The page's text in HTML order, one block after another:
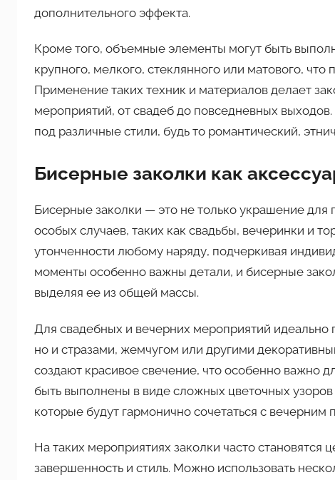
дополнительного эффекта.
Кроме того, объемные элементы могут быть
крупного, мелкого, стеклянного или матового, что
Применение таких техник и материалов делает
мероприятий, от свадеб до повседневных
под различные стили, будь то романтический,
Бисерные заколки как
Бисерные заколки — это не только украшение для
особых случаев, таких как свадьбы, вечеринки и
утонченности любому наряду, подчеркивая
моменты особенно важны детали, и бисерные
выделяя ее из общей массы.
Для свадебных и вечерних мероприятий
но и стразами, жемчугом или другими
создают красивое свечение, что особенно важно
быть выполнены в виде сложных цветочных
которые будут гармонично сочетаться с
На таких мероприятиях заколки часто
завершенность и стиль. Можно использовать